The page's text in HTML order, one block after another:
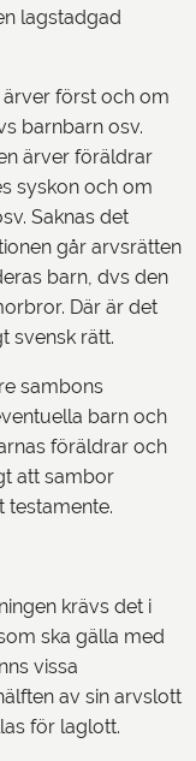
lagstadgad
först och om
barnbarn osv.
ärver föräldrar
syskon och om
Saknas det
går arvsrätten
barn, dvs den
Där är det
svensk rätt.
sambons
barn och
föräldrar och
att sambor
testamente.
krävs det i
ska gälla med
vissa
av sin arvslott
för laglott.